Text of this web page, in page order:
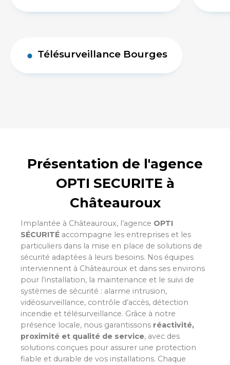
Télésurveillance Bourges
Présentation de l'agence
OPTI SECURITE à
Châteauroux
Implantée à Châteauroux, l’agence OPTI
SÉCURITÉ accompagne les entreprises et les
particuliers dans la mise en place de solutions de
sécurité adaptées à leurs besoins. Nos équipes
interviennent à Châteauroux et dans ses environs
pour l’installation, la maintenance et le suivi de
systèmes de sécurité : alarme intrusion,
vidéosurveillance, contrôle d’accès, détection
incendie et télésurveillance. Grâce à notre
présence locale, nous garantissons réactivité,
proximité et qualité de service, avec des
solutions conçues pour assurer une protection
fiable et durable de vos installations. Chaque